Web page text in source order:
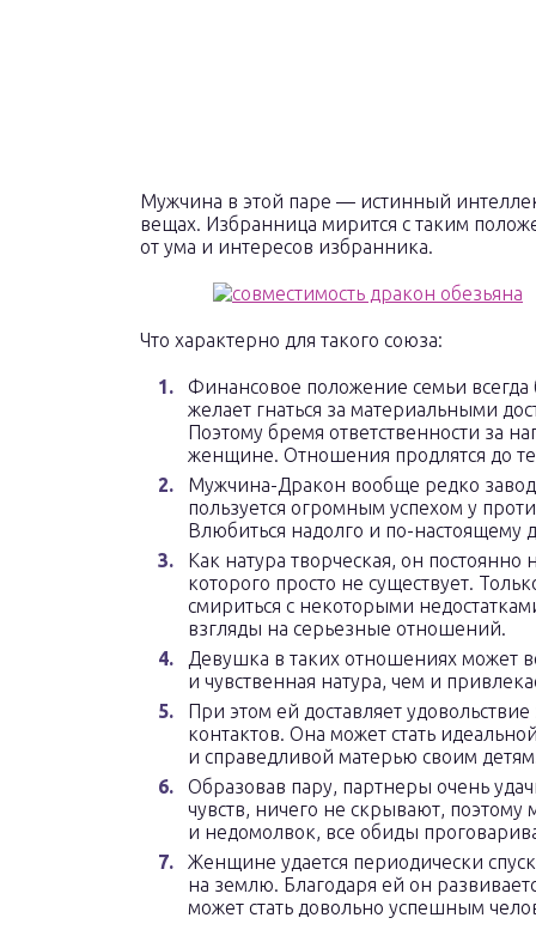
Мужчина в этой паре — истинный
вещах. Избранница мирится с таким
от ума и интересов избранника.
Что характерно для такого союза:
Финансовое положение семьи
желает гнаться за материальными
Поэтому бремя ответственности за
женщине. Отношения продлятся до
Мужчина-Дракон вообще редко
пользуется огромным успехом у
Влюбиться надолго и по-настоящему
Как натура творческая, он постоянно
которого просто не существует.
смириться с некоторыми
взгляды на серьезные отношений.
Девушка в таких отношениях может
и чувственная натура, чем и
При этом ей доставляет
контактов. Она может стать
и справедливой матерью своим
Образовав пару, партнеры очень
чувств, ничего не скрывают,
и недомолвок, все обиды
Женщине удается периодически
на землю. Благодаря ей он
может стать довольно успешным